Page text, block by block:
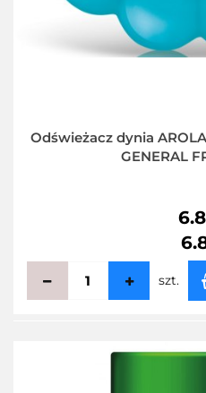
Odświeżacz dynia
GENERAL
szt.